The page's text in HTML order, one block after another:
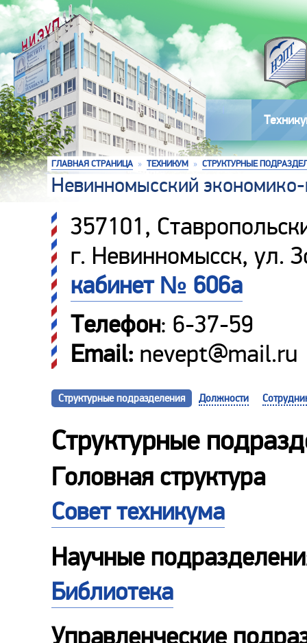
ГЛАВНАЯ СТРАНИЦА » ТЕХНИКУМ » СТРУКТУРНЫЕ
Невинномысский
357101,
г. Невинномысск, ул.
кабинет № 606а
Телефон: 6-37-59
Email: nevept@mail.ru
Структурные подразделения Должности
Структурные
Головная структура
Совет техникума
Научные
Библиотека